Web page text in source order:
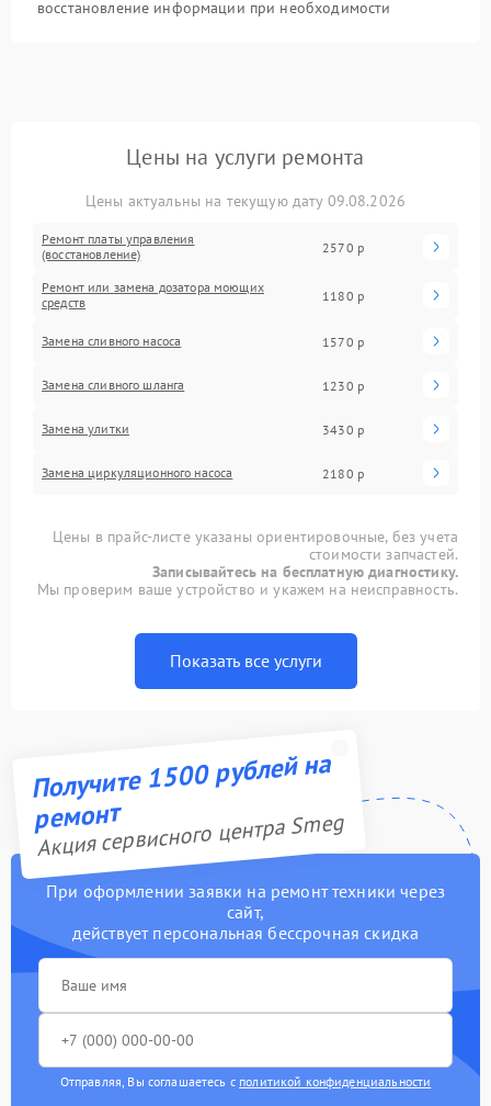
восстановление информации при необходимости
Цены на услуги ремонта
Цены актуальны на текущую дату 09.08.2026
Ремонт платы управления
(восстановление)
2570 р
Ремонт или замена дозатора моющих
средств
1180 р
Замена сливного насоса 1570 р
Замена сливного шланга 1230 р
Замена улитки 3430 р
Замена циркуляционного насоса 2180 р
Цены в прайс-листе указаны ориентировочные, без учета
стоимости запчастей.
Записывайтесь на бесплатную диагностику.
Мы проверим ваше устройство и укажем на неисправность.
Показать все услуги
Получите 1500 рублей на
ремонт
Акция сервисного центра Smeg
При оформлении заявки на ремонт техники через
сайт,
действует персональная бессрочная скидка
Отправляя, Вы соглашаетесь с политикой конфиденциальности